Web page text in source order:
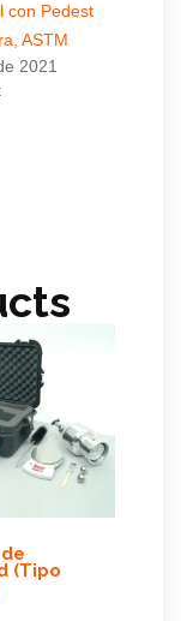
con Pedest
ASTM
2021
(Tipo